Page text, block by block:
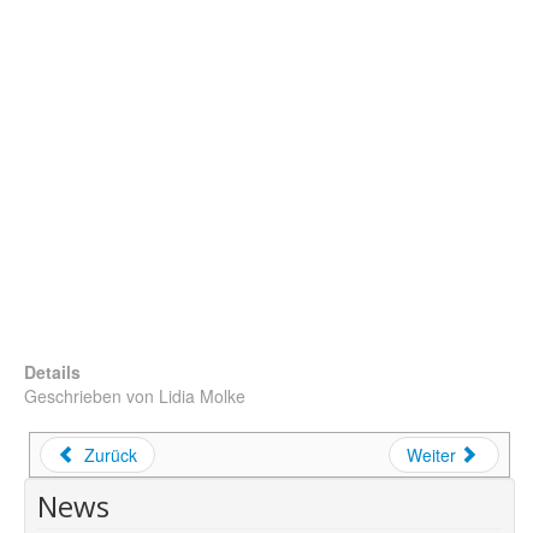
Details
Geschrieben von Lidia Molke
Zurück Weiter
News